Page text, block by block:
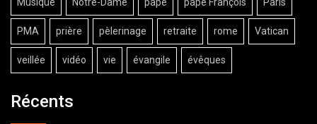
PMA prière pèlerinage retraite rome Vatican
veillée vidéo vie évangile évêques
Récents